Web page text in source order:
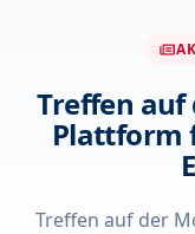
Treffen auf
Plattform
Treffen auf der